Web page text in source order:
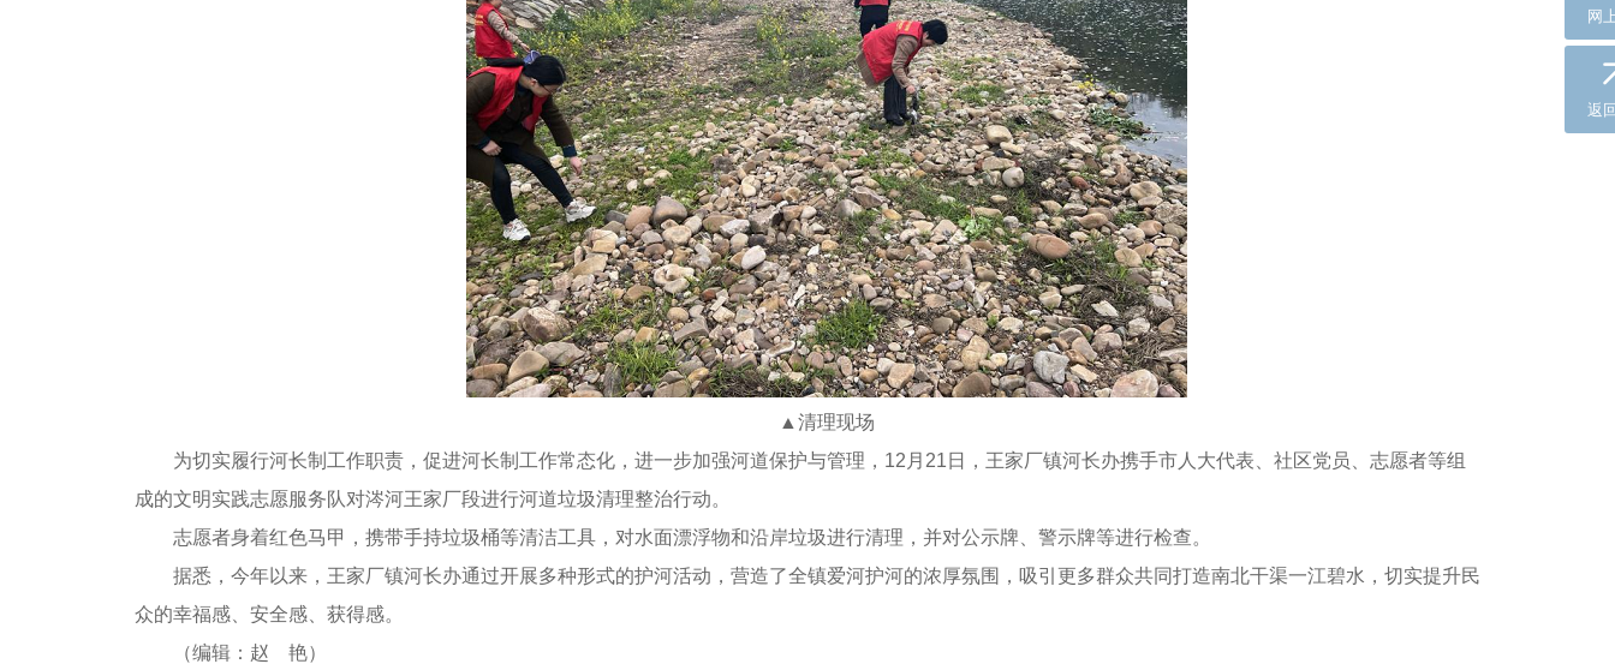
▲ 清理现场
为切实履行河长制工作职责，促进河长制工作常态化，进一步加强河道保护与管理，12月21日，王家厂镇河长办携手市人大代表、社区党员、志愿者等组
成的文明实践志愿服务队对涔河王家厂段进行河道垃圾清理整治行动。
志愿者身着红色马甲，携带手持垃圾桶等清洁工具，对水面漂浮物和沿岸垃圾进行清理，并对公示牌、警示牌等进行检查。
据悉，今年以来，王家厂镇河长办通过开展多种形式的护河活动，营造了全镇爱河护河的浓厚氛围，吸引更多群众共同打造南北干渠一江碧水，切实提升民
众的幸福感、安全感、获得感。
（编辑：赵 艳）
网
返